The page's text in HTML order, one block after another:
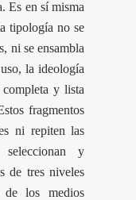
Es en sí misma
tipología no se
ni se ensambla
la ideología
completa y lista
fragmentos
ni repiten las
y
de tres niveles
de los medios